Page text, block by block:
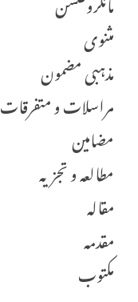
مثنوی
مذہبی مضمون
مراسلات و متفرقات
مضامین
مطالعہ و تجزیہ
مقالہ
مقدمہ
مکتوب